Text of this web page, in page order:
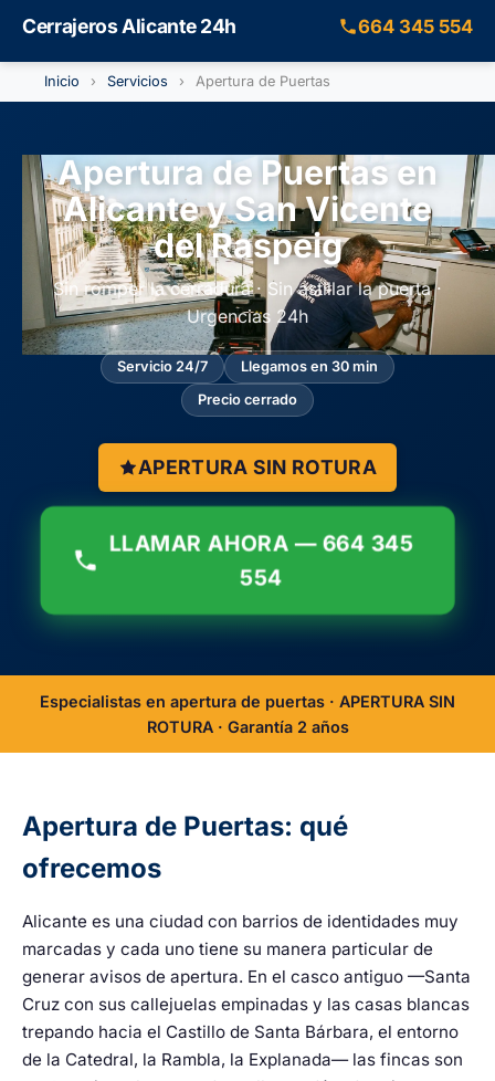
Cerrajeros Alicante 24h 664 345 554
Inicio › Servicios › Apertura de Puertas
Apertura de Puertas en
Alicante y San Vicente
del Raspeig
Sin romper la cerradura · Sin astillar la puerta ·
Urgencias 24h
Servicio 24/7
Llegamos en 30 min
Precio cerrado
APERTURA SIN ROTURA
LLAMAR AHORA — 664 345
554
Especialistas en apertura de puertas · APERTURA SIN
ROTURA · Garantía 2 años
Apertura de Puertas: qué
ofrecemos
Alicante es una ciudad con barrios de identidades muy
marcadas y cada uno tiene su manera particular de
generar avisos de apertura. En el casco antiguo —Santa
Cruz con sus callejuelas empinadas y las casas blancas
trepando hacia el Castillo de Santa Bárbara, el entorno
de la Catedral, la Rambla, la Explanada— las fincas son